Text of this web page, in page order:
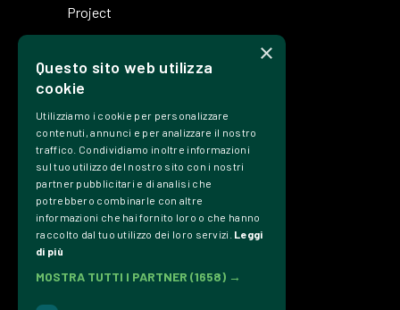
Project
Tickets
Precedenti
Contacts
Transparency
Privacy Policy
×
Questo sito web utilizza
cookie
Utilizziamo i cookie per personalizzare
contenuti, annunci e per analizzare il nostro
traffico. Condividiamo inoltre informazioni
sul tuo utilizzo del nostro sito con i nostri
partner pubblicitari e di analisi che
potrebbero combinarle con altre
informazioni che hai fornito loro o che hanno
raccolto dal tuo utilizzo dei loro servizi. Leggi
di più
MOSTRA TUTTI I PARTNER (1658) →